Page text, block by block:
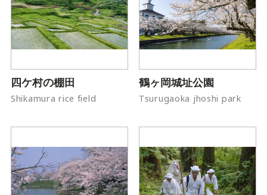
四ケ村の棚田
Shikamura rice field
鶴ヶ岡城址公園
Tsurugaoka jhoshi park